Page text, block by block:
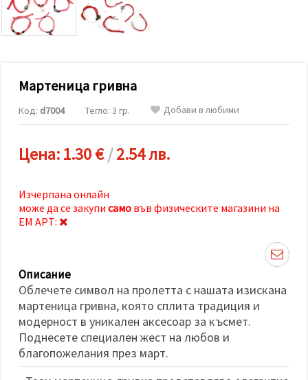
релевантно
съдържание
и реклами,
включително
за анализ
маркетинг.
използваме
като
натиснеш
"Приеми
си в
"Настройки",
като
избереш
дадения
"бисквитки"
и кликнеш
Мартеница гривна
Код: d7004 Тегло: 3 гр. Добави в любими
Цена:1.30 €/2.54 лв.
Изчерпана онлайн
може да се закупи само във физическите магазини на
ЕМ АРТ:
Описание
Облечете символ на пролетта с нашата изискана
мартеница гривна, която сплита традиция и
модерност в уникален аксесоар за късмет.
Поднесете специален жест на любов и
благопожелания през март.